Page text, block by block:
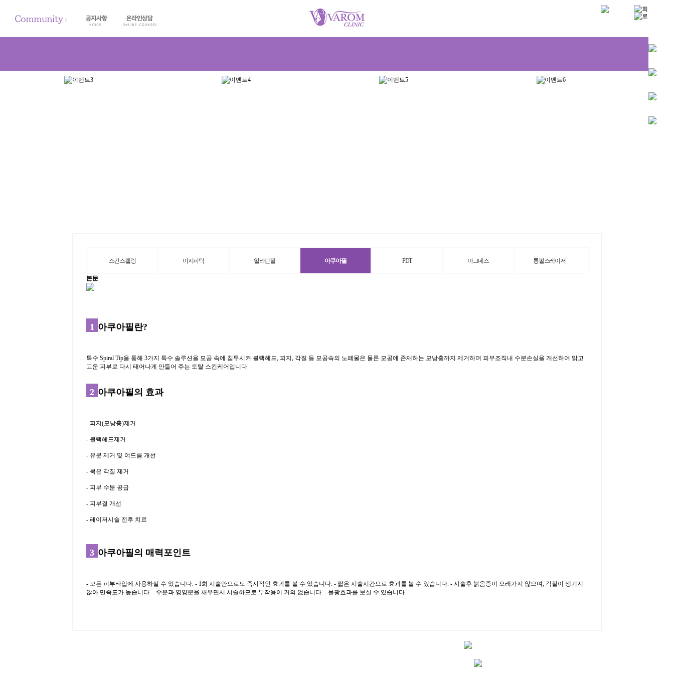
스킨스켈링 이지피틱 알라딘필 아쿠아필 PDT 아그네스 롱펄스레이저
본문
1 아쿠아필란?
특수 Spiral Tip을 통해 3가지 특수 솔루션을 모공 속에 침투시켜 블랙헤드, 피지, 각질 등 모공속의 노폐물은 물론 모공에 존재하는 모낭충까지 제거하며 피부조직내 수분손실을 개선하여 맑고
고운 피부로 다시 태어나게 만들어 주는 토탈 스킨케어입니다.
2 아쿠아필의 효과
- 피지(모낭충)제거
- 블랙헤드제거
- 유분 제거 및 여드름 개선
- 묵은 각질 제거
- 피부 수분 공급
- 피부결 개선
- 레이저시술 전후 치료
3 아쿠아필의 매력포인트
- 모든 피부타입에 사용하실 수 있습니다. - 1회 시술만으로도 즉시적인 효과를 볼 수 있습니다. - 짧은 시술시간으로 효과를 볼 수 있습니다. - 시술후 붉음증이 오래가지 않으며, 각질이 생기지
않아 만족도가 높습니다. - 수분과 영양분을 채우면서 시술하므로 부작용이 거의 없습니다. - 물광효과를 보실 수 있습니다.